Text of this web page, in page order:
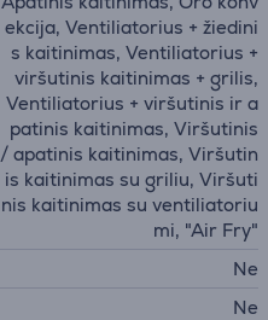
ekcija, Ventiliatorius + žiedini
s kaitinimas, Ventiliatorius +
viršutinis kaitinimas + grilis,
Ventiliatorius + viršutinis ir a
patinis kaitinimas, Viršutinis
/ apatinis kaitinimas, Viršutin
is kaitinimas su griliu, Viršuti
nis kaitinimas su ventiliatoriu
mi, "Air Fry"
Ne
Ne